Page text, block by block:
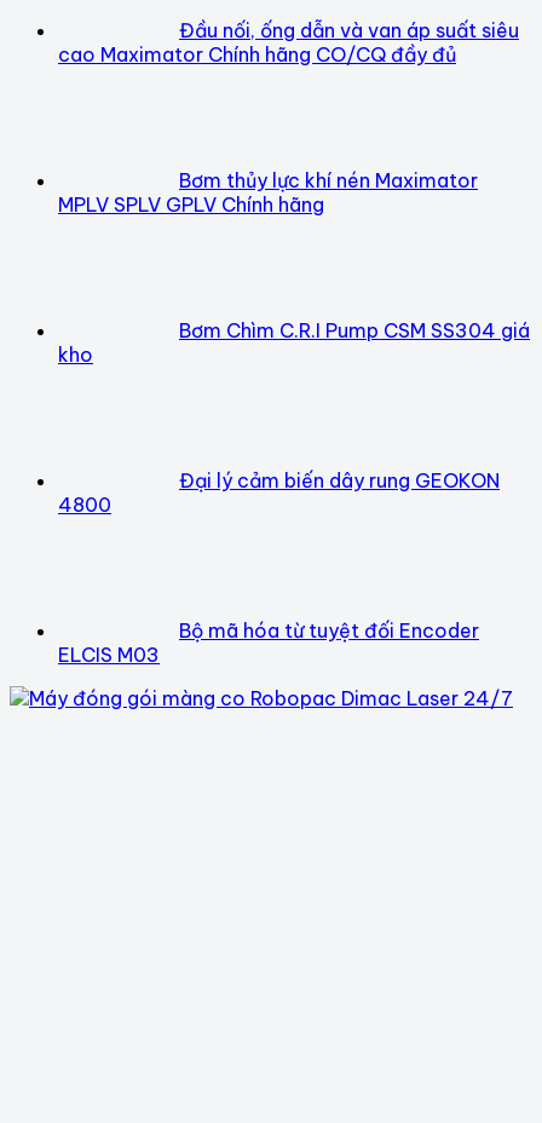
Đầu nối, ống dẫn và van áp suất siêu
cao Maximator Chính hãng CO/CQ đầy đủ
Bơm thủy lực khí nén Maximator
MPLV SPLV GPLV Chính hãng
Bơm Chìm C.R.I Pump CSM SS304 giá
kho
Đại lý cảm biến dây rung GEOKON
4800
Bộ mã hóa từ tuyệt đối Encoder
ELCIS M03